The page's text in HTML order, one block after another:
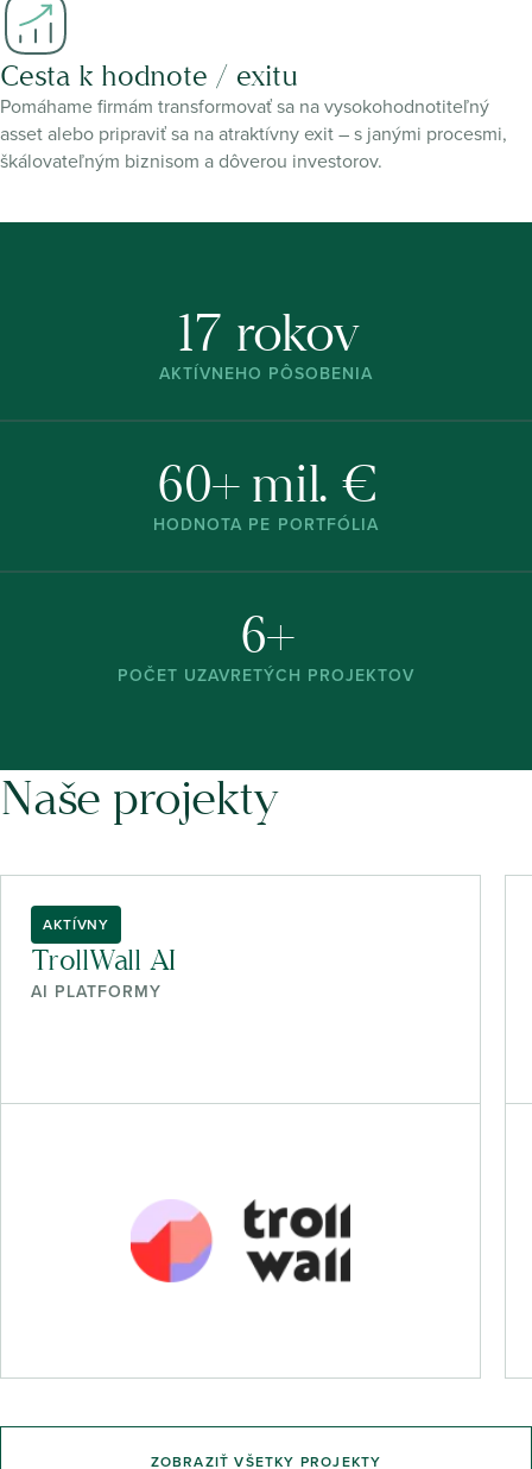
Cesta k hodnote / exitu
Pomáhame firmám transformovať sa na vysokohodnotiteľný
asset alebo pripraviť sa na atraktívny exit – s janými procesmi,
škálovateľným biznisom a dôverou investorov.
17 rokov
AKTÍVNEHO PÔSOBENIA
60+ mil. €
HODNOTA PE PORTFÓLIA
6+
POČET UZAVRETÝCH PROJEKTOV
Naše projekty
AKTÍVNY
TrollWall AI
AI PLATFORMY
ZOBRAZIŤ VŠETKY PROJEKTY